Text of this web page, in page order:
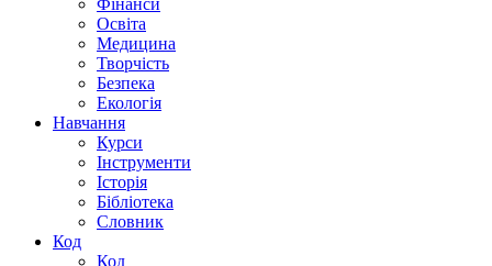
Фінанси
Освіта
Медицина
Творчість
Безпека
Екологія
Навчання
Курси
Інструменти
Історія
Бібліотека
Словник
Код
Код